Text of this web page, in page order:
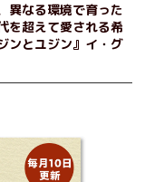
異なる環境で育った
を超えて愛される希
とユジン』イ・グ